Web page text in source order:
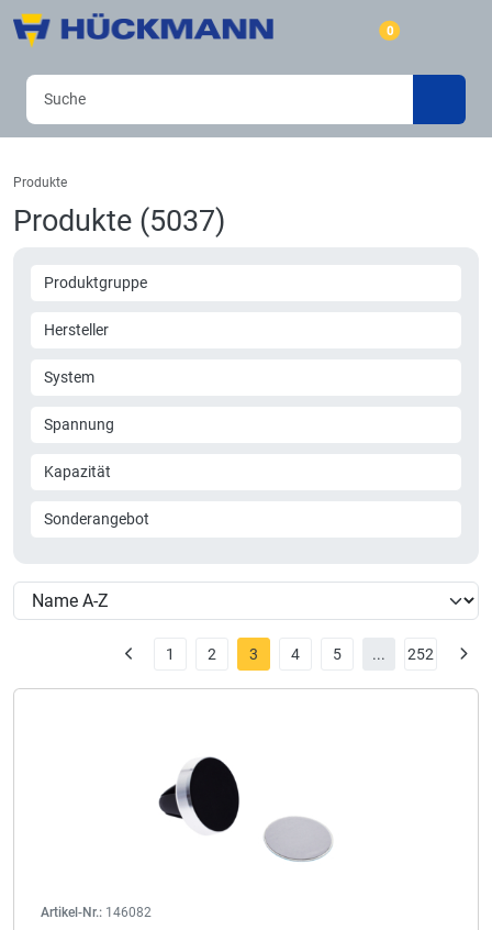
0
Produkte
Produkte (5037)
Produktgruppe
Hersteller
System
Spannung
Kapazität
Sonderangebot
1 2 3 4 5 ... 252
Artikel-Nr.: 146082